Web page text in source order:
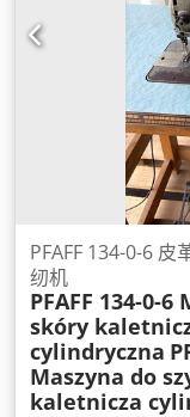
PFAFF 134-0-6 皮
纫机
PFAFF 134-0-
skóry
cylindryczna
Maszyna do
kaletnicza